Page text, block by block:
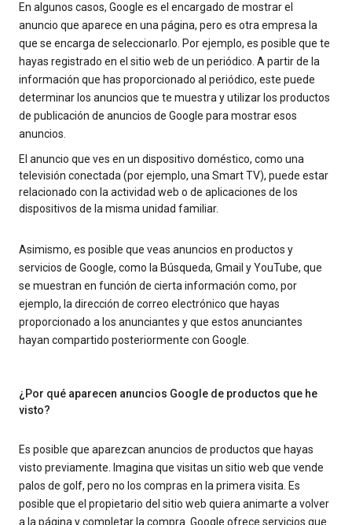
En algunos casos, Google es el encargado de mostrar el
anuncio que aparece en una página, pero es otra empresa la
que se encarga de seleccionarlo. Por ejemplo, es posible que te
hayas registrado en el sitio web de un periódico. A partir de la
información que has proporcionado al periódico, este puede
determinar los anuncios que te muestra y utilizar los productos
de publicación de anuncios de Google para mostrar esos
anuncios.
El anuncio que ves en un dispositivo doméstico, como una
televisión conectada (por ejemplo, una Smart TV), puede estar
relacionado con la actividad web o de aplicaciones de los
dispositivos de la misma unidad familiar.
Asimismo, es posible que veas anuncios en productos y
servicios de Google, como la Búsqueda, Gmail y YouTube, que
se muestran en función de cierta información como, por
ejemplo, la dirección de correo electrónico que hayas
proporcionado a los anunciantes y que estos anunciantes
hayan compartido posteriormente con Google.
¿Por qué aparecen anuncios Google de productos que he
visto?
Es posible que aparezcan anuncios de productos que hayas
visto previamente. Imagina que visitas un sitio web que vende
palos de golf, pero no los compras en la primera visita. Es
posible que el propietario del sitio web quiera animarte a volver
a la página y completar la compra. Google ofrece servicios que